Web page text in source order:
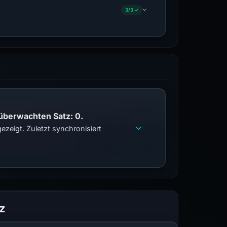
3/3 ✓
Satz: 0.
Zuletzt synchronisiert